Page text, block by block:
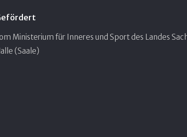
Ministerium für Inneres und Sport des Landes
(Saale)